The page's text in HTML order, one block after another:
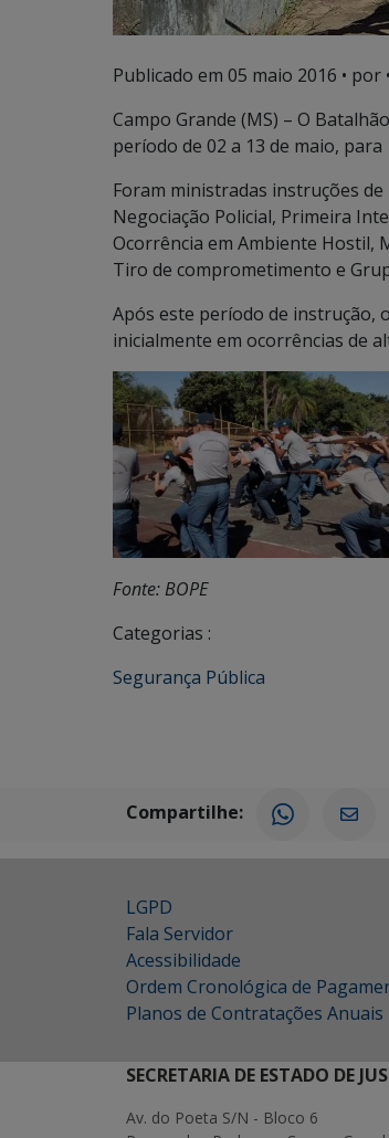
Publicado em 05 maio 2016 • por •
Campo Grande (MS) – O
período de 02 a 13 de maio,
Foram ministradas instruções
Negociação Policial, Primeira
Ocorrência em Ambiente Hostil,
Tiro de comprometimento e
Após este período de instrução,
inicialmente em ocorrências de
Fonte: BOPE
Categorias :
Segurança Pública
Compartilhe:
LGPD
Fala Servidor
Acessibilidade
Ordem Cronológica de
Planos de Contratações Anuais
SECRETARIA DE ESTADO DE
Av. do Poeta S/N - Bloco 6